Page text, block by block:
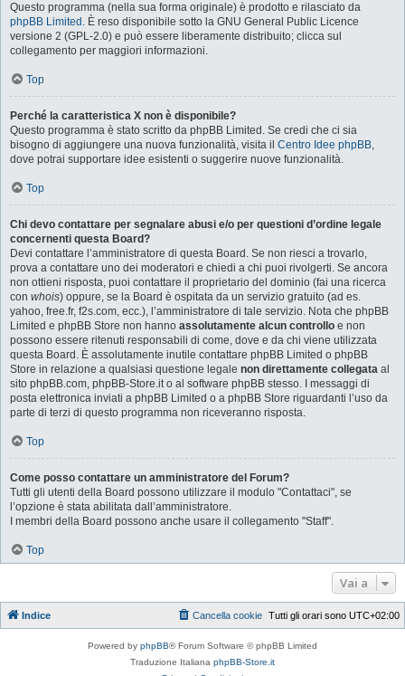
Questo programma (nella sua forma originale) è prodotto e rilasciato da
phpBB Limited . È reso disponibile sotto la GNU General Public Licence
versione 2 (GPL-2.0) e può essere liberamente distribuito; clicca sul
collegamento per maggiori informazioni.
Top
Perché la caratteristica X non è disponibile?
Questo programma è stato scritto da phpBB Limited. Se credi che ci sia
bisogno di aggiungere una nuova funzionalità, visita il Centro Idee phpBB,
dove potrai supportare idee esistenti o suggerire nuove funzionalità.
Top
Chi devo contattare per segnalare abusi e/o per questioni d’ordine legale
concernenti questa Board?
Devi contattare l’amministratore di questa Board. Se non riesci a trovarlo,
prova a contattare uno dei moderatori e chiedi a chi puoi rivolgerti. Se ancora
non ottieni risposta, puoi contattare il proprietario del dominio (fai una ricerca
con whois) oppure, se la Board è ospitata da un servizio gratuito (ad es.
yahoo, free.fr, f2s.com, ecc.), l’amministratore di tale servizio. Nota che phpBB
Limited e phpBB Store non hanno assolutamente alcun controllo e non
possono essere ritenuti responsabili di come, dove e da chi viene utilizzata
questa Board. È assolutamente inutile contattare phpBB Limited o phpBB
Store in relazione a qualsiasi questione legale non direttamente collegata al
sito phpBB.com, phpBB-Store.it o al software phpBB stesso. I messaggi di
posta elettronica inviati a phpBB Limited o a phpBB Store riguardanti l’uso da
parte di terzi di questo programma non riceveranno risposta.
Top
Come posso contattare un amministratore del Forum?
Tutti gli utenti della Board possono utilizzare il modulo "Contattaci", se
l’opzione è stata abilitata dall’amministratore.
I membri della Board possono anche usare il collegamento "Staff".
Top
Vai a
Indice Tutti gli orari sono UTC+02:00
Cancella cookie
Powered by phpBB® Forum Software © phpBB Limited
Traduzione Italiana phpBB-Store.it